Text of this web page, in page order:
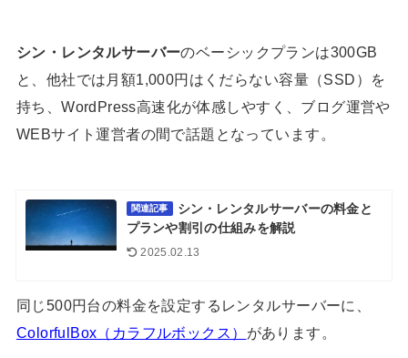
シン・レンタルサーバーのベーシックプランは300GB
と、他社では月額1,000円はくだらない容量（SSD）を
持ち、WordPress高速化が体感しやすく、ブログ運営や
WEBサイト運営者の間で話題となっています。
関連記事
シン・レンタルサーバーの料金と
プランや割引の仕組みを解説
2025.02.13
同じ500円台の料金を設定するレンタルサーバーに、
ColorfulBox（カラフルボックス） があります。